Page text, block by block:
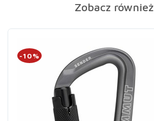
Zobacz również
-10%